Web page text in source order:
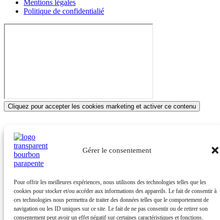
Gérer le consentement
Pour offrir les meilleures expériences, nous utilisons des technologies telles que les
cookies pour stocker et/ou accéder aux informations des appareils. Le fait de consentir à
ces technologies nous permettra de traiter des données telles que le comportement de
navigation ou les ID uniques sur ce site. Le fait de ne pas consentir ou de retirer son
consentement peut avoir un effet négatif sur certaines caractéristiques et fonctions.
Mentions légales
Politique de confidentialié
Cliquez pour accepter les cookies marketing et activer ce contenu
Ce site a été financé par l’Union Européenne dans le cadre du
programme FEDER-FSE+ Réunion dont l’Autorité de gestion est la
Région Réunion. L’Europe s’engage à La Réunion avec le fonds
FEDER».
© Copyright 2024 tous droits réservés Bourbon Parapente